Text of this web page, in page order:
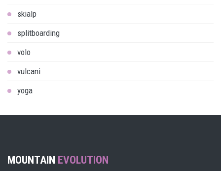
skialp
splitboarding
volo
vulcani
yoga
MOUNTAIN EVOLUTION